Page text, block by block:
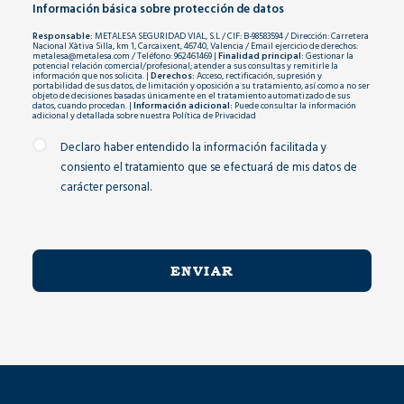
Información básica sobre protección de datos
Responsable: METALESA SEGURIDAD VIAL, S.L / CIF: B-98583594 / Dirección: Carretera
Nacional Xàtiva Silla, km 1, Carcaixent, 46740, Valencia / Email ejercicio de derechos:
metalesa@metalesa.com / Teléfono: 962461469 | Finalidad principal: Gestionar la
potencial relación comercial/profesional; atender a sus consultas y remitirle la
información que nos solicita. | Derechos: Acceso, rectificación, supresión y
portabilidad de sus datos, de limitación y oposición a su tratamiento, así como a no ser
objeto de decisiones basadas únicamente en el tratamiento automatizado de sus
datos, cuando procedan. | Información adicional: Puede consultar la información
adicional y detallada sobre nuestra Política de Privacidad
Declaro haber entendido la información facilitada y
consiento el tratamiento que se efectuará de mis datos de
carácter personal.